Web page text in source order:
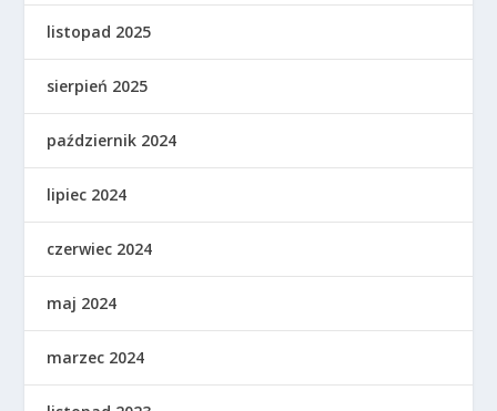
listopad 2025
sierpień 2025
październik 2024
lipiec 2024
czerwiec 2024
maj 2024
marzec 2024